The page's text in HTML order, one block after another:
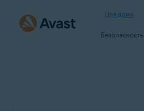
Для дома
Безопасность